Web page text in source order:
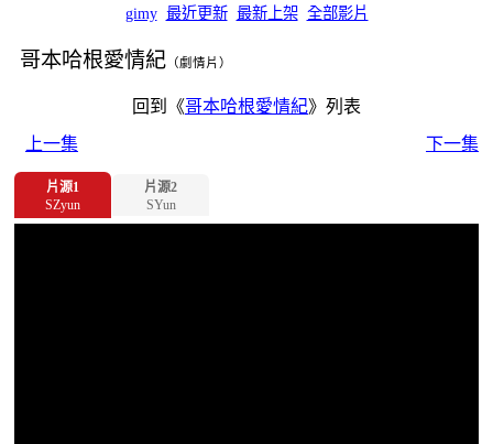
gimy 最近更新 最新上架 全部影片
哥本哈根愛情紀 （劇情片）
回到《哥本哈根愛情紀》列表
上一集
下一集
片源1
SZyun
片源2
SYun